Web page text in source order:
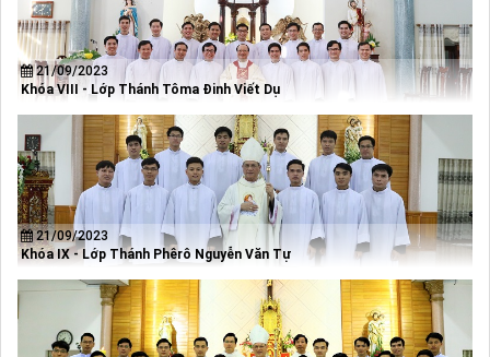
21/09/2023
Khóa VIII - Lớp Thánh Tôma Đinh Viết Dụ
21/09/2023
Khóa IX - Lớp Thánh Phêrô Nguyễn Văn Tự